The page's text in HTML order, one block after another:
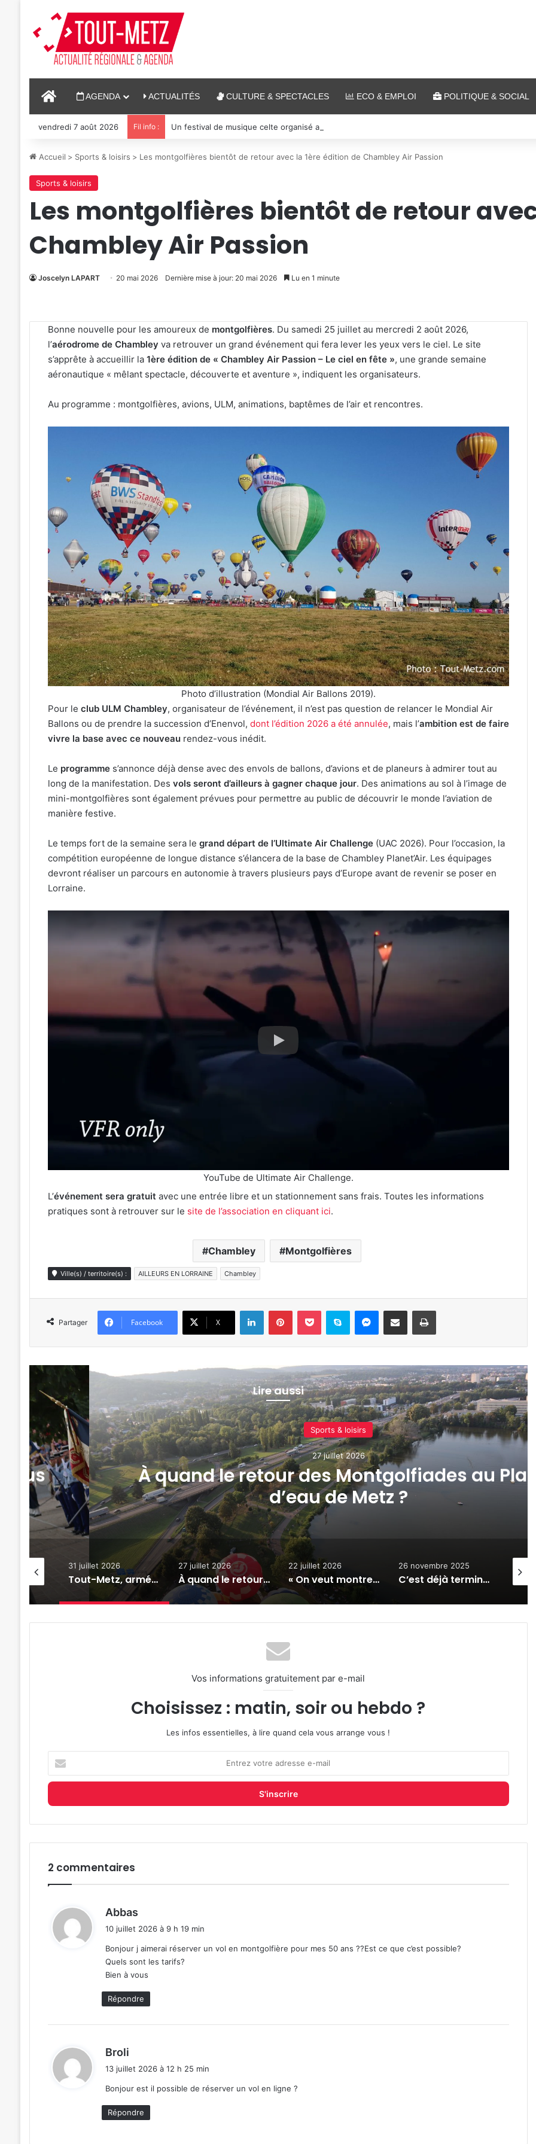
ACCUEILAGENDA ACTUALITÉS CULTURE & SPECTACLES ECO & EMPLOI POLITIQUE & SOCIAL
vendredi 7 août 2026 Fil info : Un festival de musique celte organisé au parc archéologique de Bliesbruck les 7 et 8 août 2026
Accueil > Sports & loisirs > Les montgolfières bientôt de retour avec la 1ère édition de Chambley Air Passion
Sports & loisirs
Les montgolfières bientôt de retour
Chambley Air Passion
Joscelyn LAPART 20 mai 2026 Dernière mise à jour: 20 mai 2026 Lu en 1 minute
Bonne nouvelle pour les amoureux de montgolfières. Du samedi 25 juillet au mercredi 2 août 2026,
l’aérodrome de Chambley va retrouver un grand événement qui fera lever les yeux vers le ciel. Le site
s’apprête à accueillir la 1ère édition de « Chambley Air Passion – Le ciel en fête », une grande semaine
aéronautique « mêlant spectacle, découverte et aventure », indiquent les organisateurs.
Au programme : montgolfières, avions, ULM, animations, baptêmes de l’air et rencontres.
Photo d’illustration (Mondial Air Ballons 2019).
Pour le club ULM Chambley, organisateur de l’événement, il n’est pas question de relancer le Mondial Air
Ballons ou de prendre la succession d’Enenvol, dont l’édition 2026 a été annulée, mais l’ambition est de faire
vivre la base avec ce nouveau rendez-vous inédit.
Le programme s’annonce déjà dense avec des envols de ballons, d’avions et de planeurs à admirer tout au
long de la manifestation. Des vols seront d’ailleurs à gagner chaque jour. Des animations au sol à l’image de
mini-montgolfières sont également prévues pour permettre au public de découvrir le monde l’aviation de
manière festive.
Le temps fort de la semaine sera le grand départ de l’Ultimate Air Challenge (UAC 2026). Pour l’occasion, la
compétition européenne de longue distance s’élancera de la base de Chambley Planet’Air. Les équipages
devront réaliser un parcours en autonomie à travers plusieurs pays d’Europe avant de revenir se poser en
Lorraine.
YouTube de Ultimate Air Challenge.
L’événement sera gratuit avec une entrée libre et un stationnement sans frais. Toutes les informations
pratiques sont à retrouver sur le site de l’association en cliquant ici.
Chambley Montgolfières
Ville(s) / territoire(s) : AILLEURS EN LORRAINE Chambley
Partager Facebook X
LinkedinPinterestPocket Skype Messenger
Partager par e-mail Imprimer
Lire aussi
au Plan
Sports & loisirs
22 juillet 2026
« On veut montrer tout ce qui vole » :
édition de Chambley Air Passion
27 juillet 2026 22 juillet 2026 26 novembre 2025 8 septembre 2025
Vos informations gratuitement par e-mail
Choisissez : matin, soir ou hebdo ?
Les infos essentielles, à lire quand cela vous arrange vous !
votre
adresse
mail
2 commentaires
Abbas
:
10 juillet 2026 à 9 h 19 min
Bonjour j aimerai réserver un vol en montgolfière pour mes 50 ans ??Est ce que c’est possible?
Quels sont les tarifs?
Bien à vous
Répondre
Broli
:
13 juillet 2026 à 12 h 25 min
Bonjour est il possible de réserver un vol en ligne ?
Répondre
J-1 avant le cinéma plein
d’Eau
de
musique
celte
organisé
au
parc
archéologique
de
Bliesbruck
les
7
août
2026
3 août 2026
Un festival de musique celte
organisé au parc archéologique
de Bliesbruck les 7 et 8 août 2026
«
Une
émotion
particulière
»
Michel
Roth
en
cuisine
pour
le
grand
dîner
caritatif
la
31 juillet 2026
« Une émotion particulière » :
Michel Roth en cuisine pour le
grand dîner caritatif de la FIM
2026